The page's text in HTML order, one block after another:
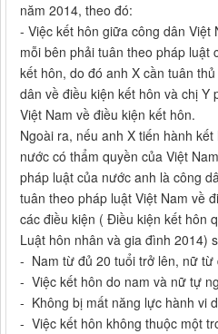
năm 2014, theo đó:
- Việc kết hôn giữa công dân Việt
mỗi bên phải tuân theo pháp luật
kết hôn, do đó anh X cần tuân
dân về điều kiện kết hôn và chị Y
Việt Nam về điều kiện kết hôn.
Ngoài ra, nếu anh X tiến hành
nước có thẩm quyền của Việt
pháp luật của nước anh là công
tuân theo pháp luật Việt Nam về
các điều kiện ( Điều kiện kết hôn
Luật hôn nhân và gia đình 2014)
- Nam từ đủ 20 tuổi trở lên, nữ từ
- Việc kết hôn do nam và nữ tự
- Không bị mất năng lực hành vi
- Việc kết hôn không thuộc một